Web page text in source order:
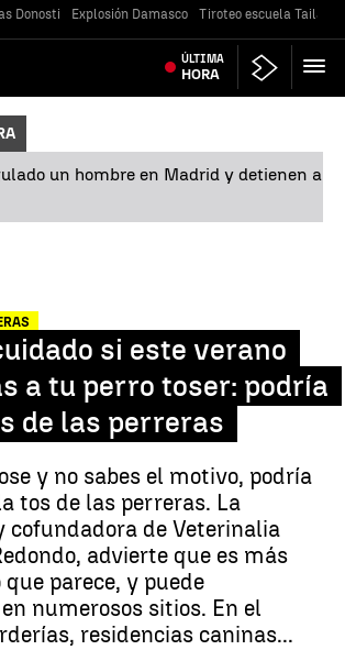
Donosti Explosión Damasco Tiroteo escuela
ÚLTIMA
HORA
un hombre en Madrid y detienen a
si este verano
a tu perro toser: podría
de las perreras
y no sabes el motivo, podría
tos de las perreras. La
cofundadora de Veterinalia
advierte que es más
parece, y puede
numerosos sitios. En el
residencias caninas...